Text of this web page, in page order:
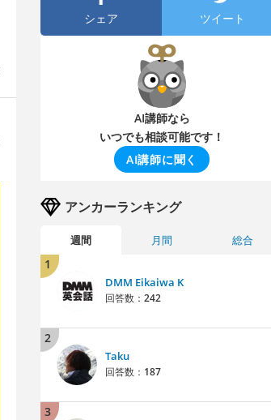
シェア ツイート
AI講師なら
いつでも相談可能です！
AI講師に聞く
アンカーランキング
週間 月間 総合
1
DMM Eikaiwa K
回答数： 242
2
Taku
回答数： 187
3